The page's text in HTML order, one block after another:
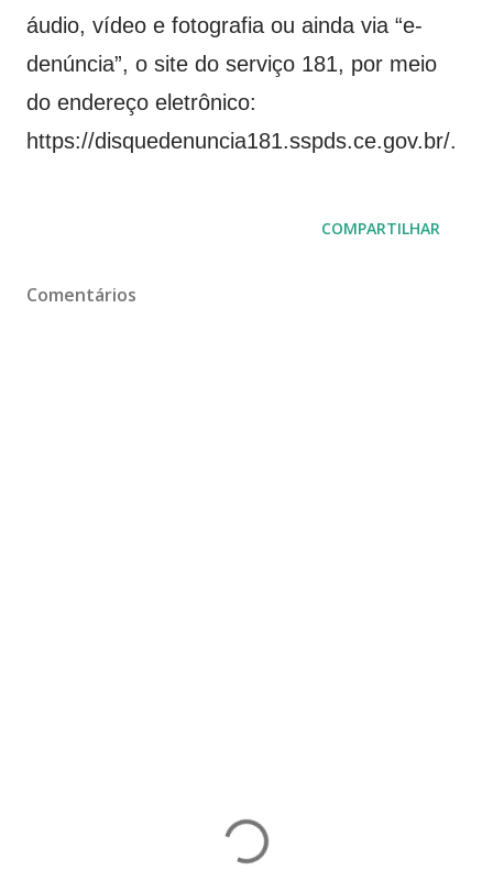
áudio, vídeo e fotografia ou ainda via “e-
denúncia”, o site do serviço 181, por meio
do endereço eletrônico:
https://disquedenuncia181.sspds.ce.gov.br/.
COMPARTILHAR
Comentários